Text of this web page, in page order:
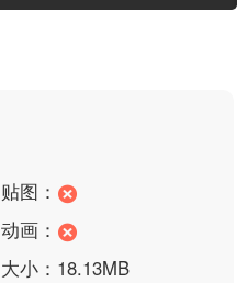
贴图：
动画：
大小：18.13MB